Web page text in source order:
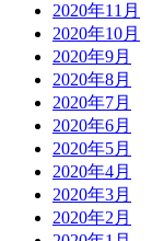
2020年11月
2020年10月
2020年9月
2020年8月
2020年7月
2020年6月
2020年5月
2020年4月
2020年3月
2020年2月